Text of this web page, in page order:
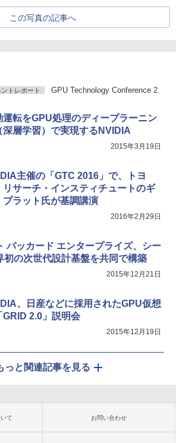
この写真の記事へ
ントレポート
GPU Technology Conference 2
運転をGPU処理のディープラーニン
深層学習）で実現するNVIDIA
2015年3月19日
主催の「GTC 2016」で、トヨ
リサーチ・インスティチュートのギ
プラット氏が基調講演
2016年2月29日
パッカード エンタープライズ、シー
初の次世代設計基盤を共同で構築
2015年12月21日
、日産などに採用されたGPU仮想
GRID 2.0」説明会
2015年12月19日
っと関連記事を見る
て お問い合わせ